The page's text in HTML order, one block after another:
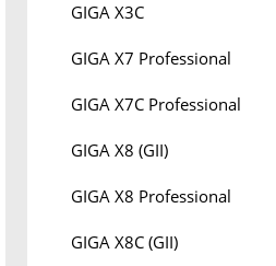
GIGA X3C
GIGA X7 Professional
GIGA X7C Professional
GIGA X8 (GII)
GIGA X8 Professional
GIGA X8C (GII)